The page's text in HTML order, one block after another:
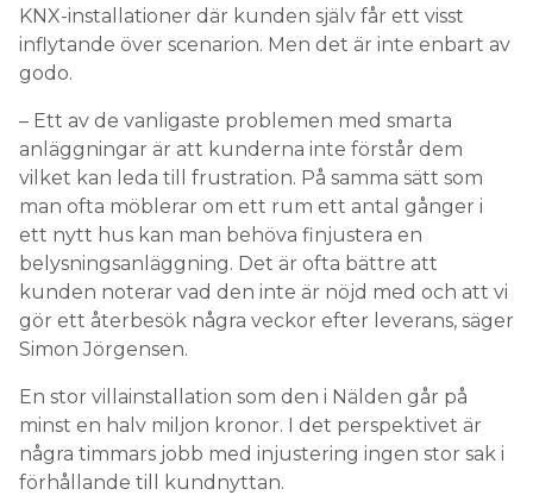
KNX-installationer där kunden själv får ett visst
inflytande över scenarion. Men det är inte enbart av
godo.
– Ett av de vanligaste problemen med smarta
anläggningar är att kunderna inte förstår dem
vilket kan leda till frustration. På samma sätt som
man ofta möblerar om ett rum ett antal gånger i
ett nytt hus kan man behöva finjustera en
belysningsanläggning. Det är ofta bättre att
kunden noterar vad den inte är nöjd med och att vi
gör ett återbesök några veckor efter leverans, säger
Simon Jörgensen.
En stor villainstallation som den i Nälden går på
minst en halv miljon kronor. I det perspektivet är
några timmars jobb med injustering ingen stor sak i
förhållande till kundnyttan.